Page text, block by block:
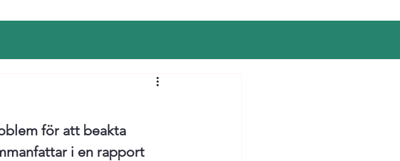
för att beakta
i en rapport